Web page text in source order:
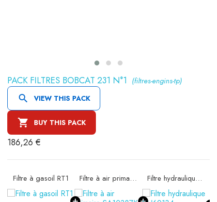
PACK FILTRES BOBCAT 231 N°1 (filtres-engins-tp)
 VIEW THIS PACK
 BUY THIS PACK
186,26 €
Filtre à gasoil RT1 Filtre à air primaire SA10387K Filtre hydraulique SH60134